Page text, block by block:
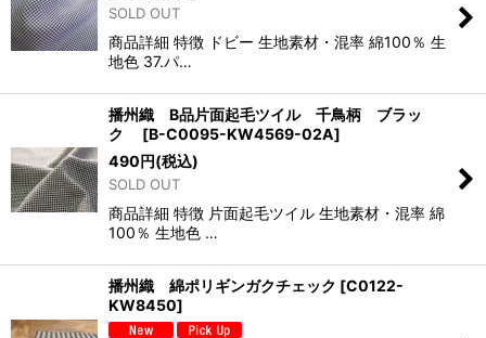
SOLD OUT
商品詳細 特徴 ドビー 生地素材・混率 綿100％ 生
地色 37.パ…
播州織 B品片面起毛ツイル 千鳥柄 ブラッ
ク
[B-C0095-KW4569-02A]
490円(税込)
SOLD OUT
商品詳細 特徴 片面起毛ツイル 生地素材・混率 綿
100％ 生地色 …
播州織 綿ポリギンガクチェック [C0122-
KW8450]